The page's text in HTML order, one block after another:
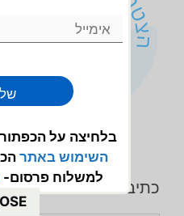
כתיבת תגובה
בלחיצה על
השימוש באתר
למשלוח פרסום-